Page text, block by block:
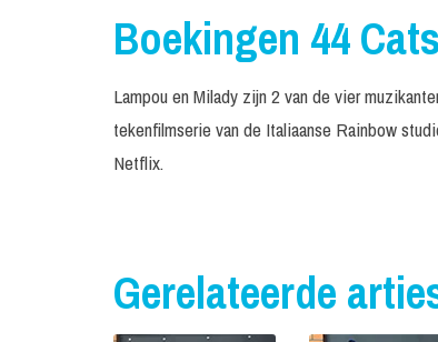
Boekingen 44 Cats
Lampou en Milady zijn 2 van de vier
tekenfilmserie van de Italiaanse Rainbow
Netflix.
Gerelateerde